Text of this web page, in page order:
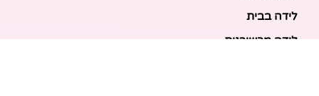
לידה בבית
לידה מכשירנית